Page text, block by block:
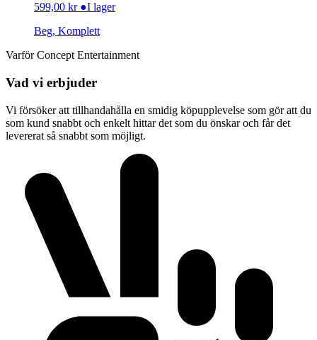
599,00 kr ●I lager
Beg, Komplett
Varför Concept Entertainment
Vad vi erbjuder
Vi försöker att tillhandahålla en smidig köpupplevelse som gör att du
som kund snabbt och enkelt hittar det som du önskar och får det
levererat så snabbt som möjligt.